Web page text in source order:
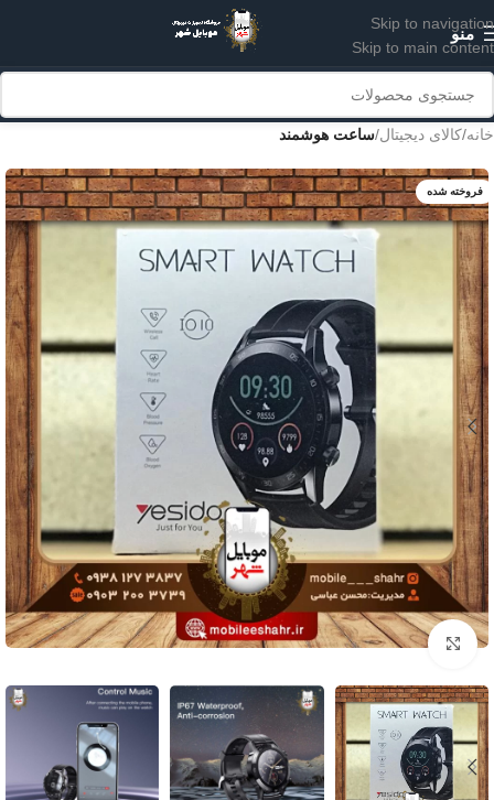
Skip to navigation
Skip to main content
منو
خانه کالای دیجیتال ساعت هوشمند
فروخته شده
برای بزرگنمایی کلیک کنید